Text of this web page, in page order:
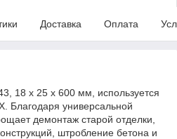
Доставка Оплата
18 х 25 х 600 мм, используется
Благодаря универсальной
демонтаж старой отделки,
штробление бетона и